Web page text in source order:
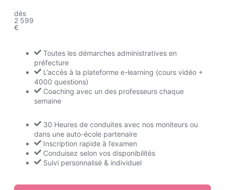
dès
2 599
€
Toutes les démarches administratives en
préfecture
L’accès à la plateforme e-learning (cours vidéo +
4000 questions)
Coaching avec un des professeurs chaque
semaine
30 Heures de conduites avec nos moniteurs ou
dans une auto-école partenaire
Inscription rapide à l’examen
Conduisez selon vos disponibilités
Suivi personnalisé & individuel